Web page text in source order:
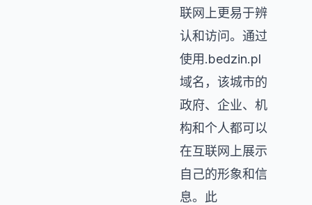
联网上更易于辨
认和访问。通过
使用.bedzin.pl
域名，该城市的
政府、企业、机
构和个人都可以
在互联网上展示
自己的形象和信
息。此